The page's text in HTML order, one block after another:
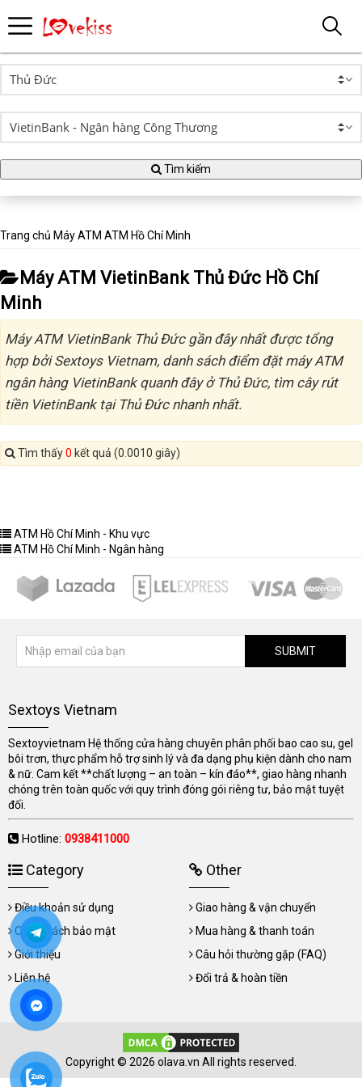
Tìm kiếm
Trang chủ Máy ATM ATM Hồ Chí Minh
Máy ATM VietinBank Thủ Đức Hồ Chí
Minh
Máy ATM VietinBank Thủ Đức gần đây nhất được tổng
hợp bởi Sextoys Vietnam, danh sách điểm đặt máy ATM
ngân hàng VietinBank quanh đây ở Thủ Đức, tìm cây rút
tiền VietinBank tại Thủ Đức nhanh nhất.
Tìm thấy0 kết quả (0.0010 giây)
ATM Hồ Chí Minh - Khu vực
ATM Hồ Chí Minh - Ngân hàng
SUBMIT
Sextoys Vietnam
Sextoyvietnam Hệ thống cửa hàng chuyên phân phối bao cao su, gel
bôi trơn, thực phẩm hỗ trợ sinh lý và đa dạng phụ kiện dành cho nam
& nữ. Cam kết **chất lượng – an toàn – kín đáo**, giao hàng nhanh
chóng trên toàn quốc với quy trình đóng gói riêng tư, bảo mật tuyệt
đối.
Hotline: 0938411000
Category
Điều khoản sử dụng
Chính sách bảo mật
Giới thiệu
Liên hệ
Other
Giao hàng & vận chuyển
Mua hàng & thanh toán
Câu hỏi thường gặp (FAQ)
Đổi trả & hoàn tiền
Copyright © 2026 olava.vn All rights reserved.